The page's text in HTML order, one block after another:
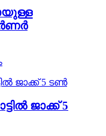
ജാക്ക് 5